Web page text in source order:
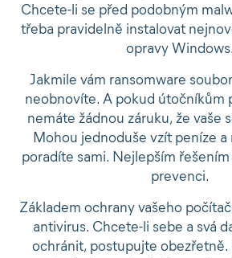
Chcete-li se před podobným
třeba pravidelně instalovat
opravy Windows.
Jakmile vám ransomware
neobnovíte. A pokud útočníkům
nemáte žádnou záruku, že vaše
Mohou jednoduše vzít peníze a
poradíte sami. Nejlepším
prevenci.
Základem ochrany vašeho
antivirus. Chcete-li sebe a svá
ochránit, postupujte